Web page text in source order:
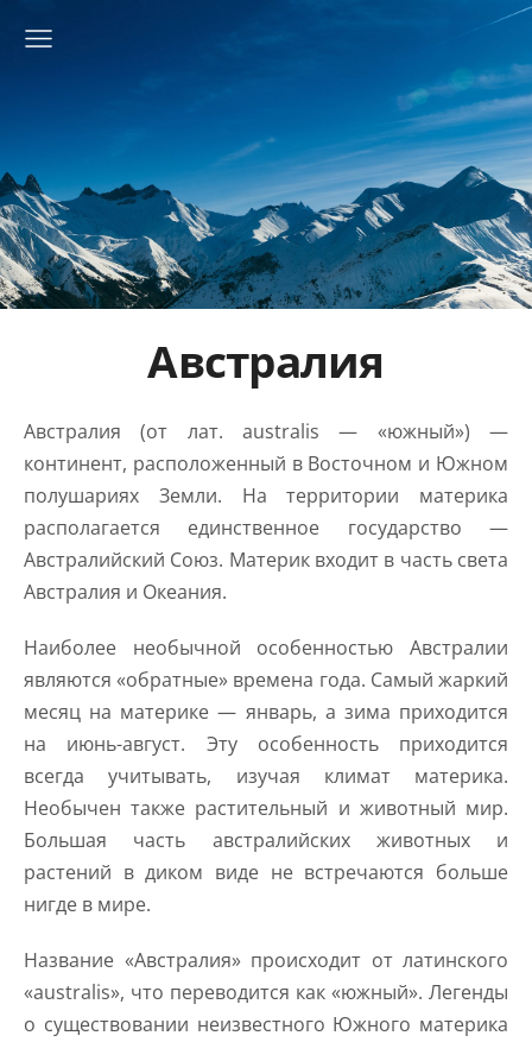
Австралия
Австралия (от лат. australis — «южный») —
континент, расположенный в Восточном и Южном
полушариях Земли. На территории материка
располагается единственное государство —
Австралийский Союз. Материк входит в часть света
Австралия и Океания.
Наиболее необычной особенностью Австралии
являются «обратные» времена года. Самый жаркий
месяц на материке — январь, а зима приходится
на июнь-август. Эту особенность приходится
всегда учитывать, изучая климат материка.
Необычен также растительный и животный мир.
Большая часть австралийских животных и
растений в диком виде не встречаются больше
нигде в мире.
Название «Австралия» происходит от латинского
«australis», что переводится как «южный». Легенды
о существовании неизвестного Южного материка